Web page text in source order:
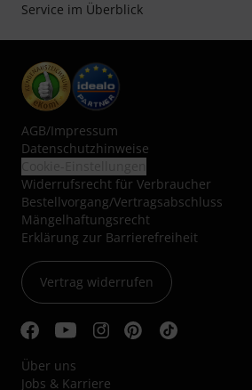
Service im Überblick
AGB/Impressum
Datenschutzhinweise
Widerrufsrecht für Verbraucher
Bestellvorgang/Vertragsabschluss
Mängelhaftungsrecht
Erklärung zur Barrierefreiheit
Vertrag widerrufen
Über uns
Jobs & Karriere